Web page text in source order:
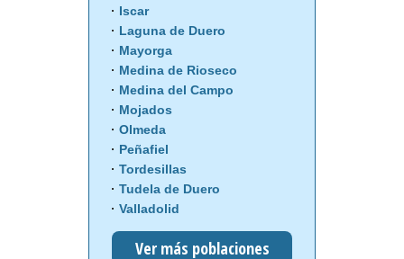
Iscar
Laguna de Duero
Mayorga
Medina de Rioseco
Medina del Campo
Mojados
Olmeda
Peñafiel
Tordesillas
Tudela de Duero
Valladolid
Ver más poblaciones